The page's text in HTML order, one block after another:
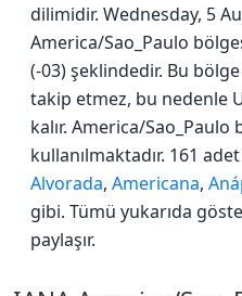
dilimidir. Wednesday, 5
America/Sao_Paulo
(-03) şeklindedir. Bu
takip etmez, bu nedenle
kalır. America/Sao_Paulo
kullanılmaktadır. 161
Alvorada, Americana,
gibi. Tümü yukarıda
paylaşır.